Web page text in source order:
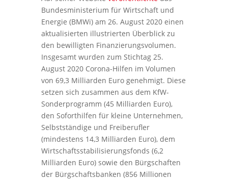
Bundesministerium für Wirtschaft und
Energie (BMWi) am 26. August 2020 einen
aktualisierten illustrierten Überblick zu
den bewilligten Finanzierungsvolumen.
Insgesamt wurden zum Stichtag 25.
August 2020 Corona-Hilfen im Volumen
von 69,3 Milliarden Euro genehmigt. Diese
setzen sich zusammen aus dem KfW-
Sonderprogramm (45 Milliarden Euro),
den Soforthilfen für kleine Unternehmen,
Selbstständige und Freiberufler
(mindestens 14,3 Milliarden Euro), dem
Wirtschaftsstabilisierungsfonds (6,2
Milliarden Euro) sowie den Bürgschaften
der Bürgschaftsbanken (856 Millionen